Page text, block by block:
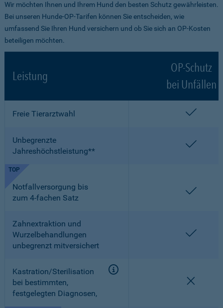
Wir möchten Ihnen und Ihrem Hund den besten Schutz gewährleisten.
Bei unseren Hunde-OP-Tarifen können Sie entscheiden, wie
umfassend Sie Ihren Hund versichern und ob Sie sich an OP-Kosten
beteiligen möchten.
Leistung
OP-Schutz
bei Unfällen
Freie Tierarztwahl
Unbegrenzte
Jahreshöchstleistung**
Notfallversorgung bis
zum 4-fachen Satz
TOP
Zahnextraktion und
Wurzelbehandlungen
unbegrenzt mitversichert
Kastration/Sterilisation
bei bestimmten,
festgelegten Diagnosen,